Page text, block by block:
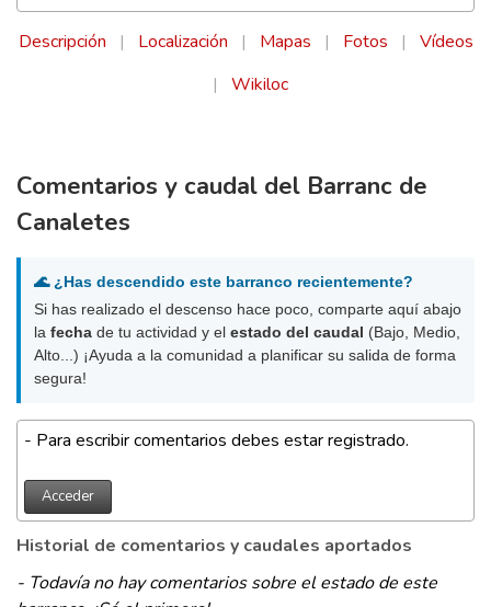
Descripción | Localización | Mapas | Fotos |
Vídeos
|
Wikiloc
Comentarios y caudal del Barranc de
Canaletes
🌊 ¿Has descendido este barranco recientemente?
Si has realizado el descenso hace poco, comparte aquí abajo
la fecha de tu actividad y el estado del caudal (Bajo, Medio,
Alto...) ¡Ayuda a la comunidad a planificar su salida de forma
segura!
- Para escribir comentarios debes estar registrado.
Acceder
Historial de comentarios y caudales aportados
- Todavía no hay comentarios sobre el estado de este